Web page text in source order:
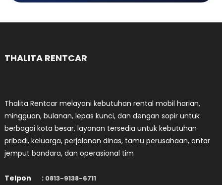
THALITA RENTCAR
Thalita Rentcar melayani kebutuhan rental mobil harian,
mingguan, bulanan, lepas kunci, dan dengan sopir untuk
berbagai kota besar, layanan tersedia untuk kebutuhan
pribadi, keluarga, perjalanan dinas, tamu perusahaan, antar
jemput bandara, dan operasional tim
Telpon : 0813-9138-6711